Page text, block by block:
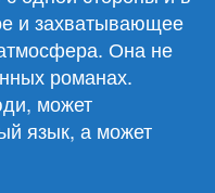
и захватывающее
Она не
романах.
может
язык, а может